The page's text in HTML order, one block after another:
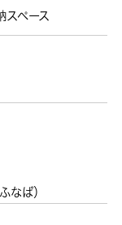
スペース
なば）